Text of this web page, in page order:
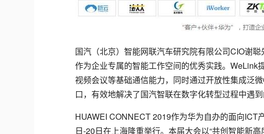
国汽（北京）智能网联汽车研究院有限公司CIO谢
作为企业专属的智能工作空间的优秀实践。WeLink
视频会议等基础通信能力，同时通过开放性集成泛
口，有效地解决了国汽智联在数字化转型过程中遇到
HUAWEI CONNECT 2019作为华为自办的面向ICT
日-20日在上海隆重举行。本届大会以“共创智能新